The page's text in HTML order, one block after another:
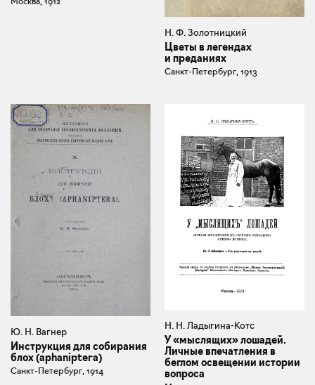
Н. Ф. Золотницкий
Цветы в легендах
и преданиях
Санкт-Петербург, 1913
Ю. Н. Вагнер
Инструкция для собирания
блох (aphaniptera)
Санкт-Петербург, 1914
Н. Н. Ладыгина-Котс
У «мыслящих» лошадей.
Личные впечатления в
беглом освещении истории
вопроса